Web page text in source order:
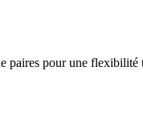
paires pour une flexibilité